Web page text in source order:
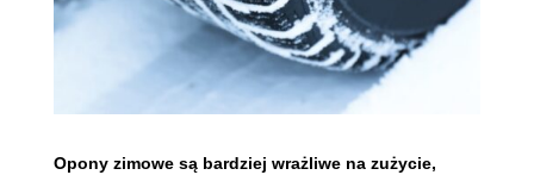
Opony zimowe są bardziej wrażliwe na zużycie,